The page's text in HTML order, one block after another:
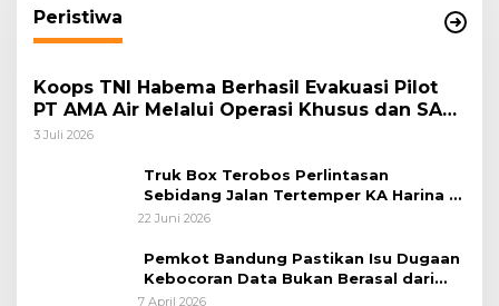
Peristiwa
Koops TNI Habema Berhasil Evakuasi Pilot
PT AMA Air Melalui Operasi Khusus dan SAR
Taktis
3 Juli 2026
Truk Box Terobos Perlintasan
Sebidang Jalan Tertemper KA Harina di
Jalan Stasiun Poncol-Jrakah Semarang
22 Juni 2026
Pemkot Bandung Pastikan Isu Dugaan
Kebocoran Data Bukan Berasal dari
Server Disdukcapil
7 April 2026